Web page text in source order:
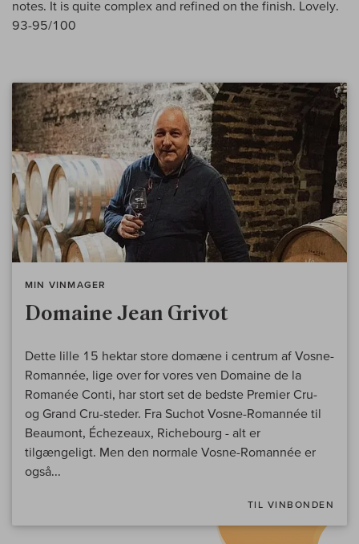
notes. It is quite complex and refined on the finish. Lovely.
93-95/100
MIN VINMAGER
Domaine Jean Grivot
Dette lille 15 hektar store domæne i centrum af Vosne-
Romannée, lige over for vores ven Domaine de la
Romanée Conti, har stort set de bedste Premier Cru-
og Grand Cru-steder. Fra Suchot Vosne-Romannée til
Beaumont, Échezeaux, Richebourg - alt er
tilgængeligt. Men den normale Vosne-Romannée er
også...
TIL VINBONDEN